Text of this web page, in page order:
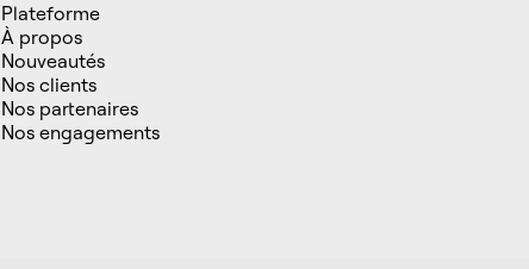
Plateforme
À propos
Nouveautés
Nos clients
Nos partenaires
Nos engagements